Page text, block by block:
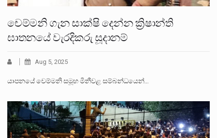
චෙම්මනි ගැන සාක්ෂි දෙන්න ක්‍රිෂාන්ති
ඝාතනයේ වැරදිකරු සූදානම්
Aug 5, 2025
යාපනයේ චෙම්මනි සමූහ මිනීවළ සම්බන්ධයෙන්…